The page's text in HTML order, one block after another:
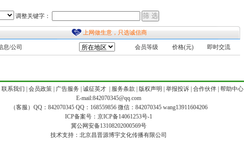
调整关键字：
上网做生意，只选诚信商
息/公司 会员等级 价格(元) 即时交流
联系我们 会员政策| 广告服务 诚征英才 服务条款 版权声明 举报投诉| 合作伙伴| 帮助中心
E-mail:842070345@qq.com
（客服）QQ：842070345 QQ：168559856 微信：842070345 wang13911604206
ICP备案号： 京ICP备14061253号-1
冀公网安备13108202000569号
技术支持： 北京昌晋源博宇文化传播有限公司